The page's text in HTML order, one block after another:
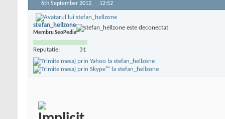
6th September 2012, 12:52
stefan_hellzone
Membru SeoPedia
Reputatie: 31